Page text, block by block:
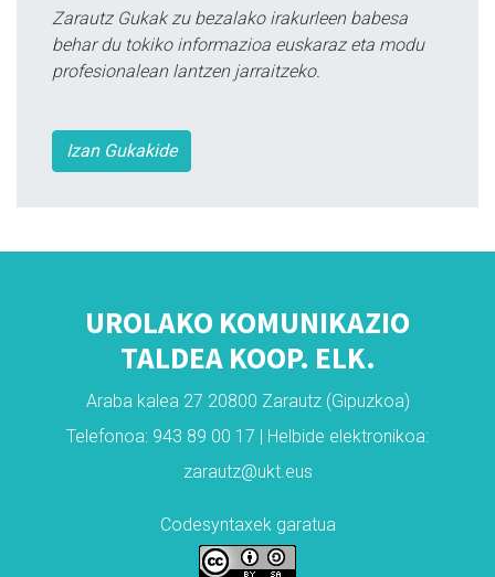
Zarautz Gukak zu bezalako irakurleen babesa
behar du tokiko informazioa euskaraz eta modu
profesionalean lantzen jarraitzeko.
Izan Gukakide
UROLAKO KOMUNIKAZIO
TALDEA KOOP. ELK.
Araba kalea 27 20800 Zarautz (Gipuzkoa)
Telefonoa: 943 89 00 17 | Helbide elektronikoa:
zarautz@ukt.eus
Codesyntaxek garatua